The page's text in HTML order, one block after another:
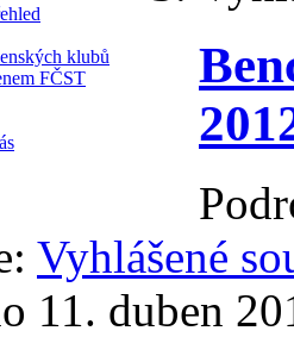
klubů
FČST
Vyhlášené
11. duben